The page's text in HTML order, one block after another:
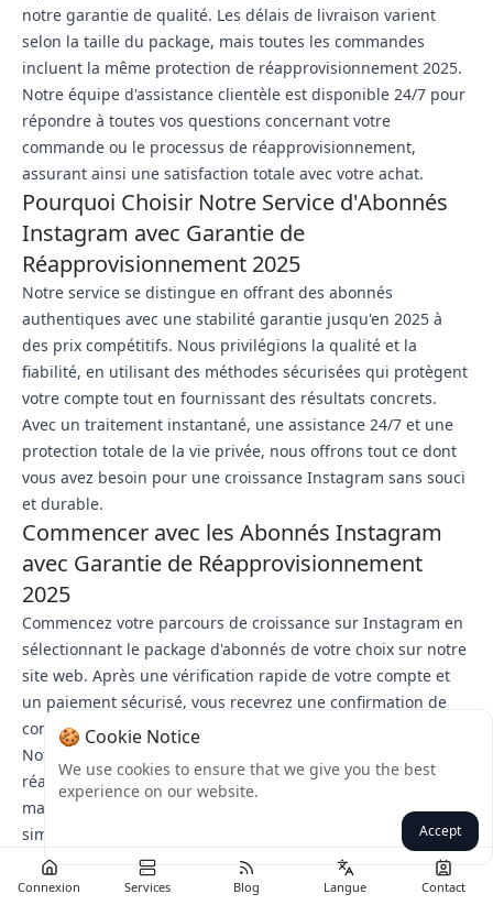
Connexion Services Blog Langue Contact
notre garantie de qualité. Les délais de livraison varient
selon la taille du package, mais toutes les commandes
incluent la même protection de réapprovisionnement 2025.
Notre équipe d'assistance clientèle est disponible 24/7 pour
répondre à toutes vos questions concernant votre
commande ou le processus de réapprovisionnement,
assurant ainsi une satisfaction totale avec votre achat.
Pourquoi Choisir Notre Service d'Abonnés
Instagram avec Garantie de
Réapprovisionnement 2025
Notre service se distingue en offrant des abonnés
authentiques avec une stabilité garantie jusqu'en 2025 à
des prix compétitifs. Nous privilégions la qualité et la
fiabilité, en utilisant des méthodes sécurisées qui protègent
votre compte tout en fournissant des résultats concrets.
Avec un traitement instantané, une assistance 24/7 et une
protection totale de la vie privée, nous offrons tout ce dont
vous avez besoin pour une croissance Instagram sans souci
et durable.
Commencer avec les Abonnés Instagram
avec Garantie de Réapprovisionnement
2025
Commencez votre parcours de croissance sur Instagram en
sélectionnant le package d'abonnés de votre choix sur notre
site web. Après une vérification rapide de votre compte et
un paiement sécurisé, vous recevrez une confirmation de
commande et pourrez suivre l'avancement de la livraison.
Notre système s'occupe du reste, y compris les
réapprovisionnements automatiques jusqu'en 2025 pour
maintenir votre nombre d'abonnés. Les récommandes sont
simples lorsque vous êtes prêt à accélérer votre croissance.
🍪 Cookie Notice
We use cookies to ensure that we give you the best
experience on our website.
Accept